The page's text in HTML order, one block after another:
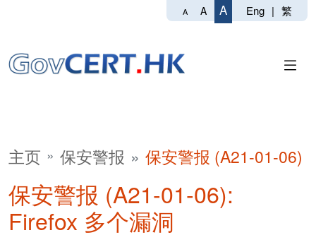
A A A Eng | 繁
主页 保安警报 保安警报 (A21-01-06)
保安警报 (A21-01-06):
Firefox 多个漏洞